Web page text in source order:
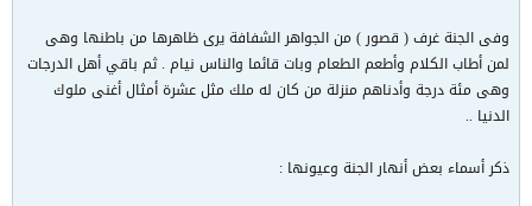
وفى الجنة غرف ( قصور ) من الجواهر الشفافة يرى ظاهرها من باطنها وهى
لمن أطاب الكلام وأطعم الطعام وبات قائما والناس نيام . ثم باقي أهل الدرجات
وهى مئة درجة وأدناهم منزلة من كان له ملك مثل عشرة أمثال أغنى ملوك
الدنيا ..
ذكر أسماء بعض أنهار الجنة وعيونها :